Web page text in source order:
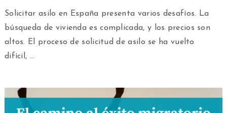
Solicitar asilo en España presenta varios desafíos. La
búsqueda de vivienda es complicada, y los precios son
altos. El proceso de solicitud de asilo se ha vuelto
difícil, …